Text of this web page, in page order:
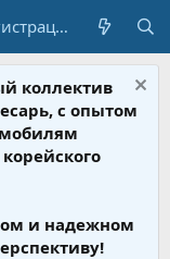
Регистрация
коллектив
с опытом
и надежном